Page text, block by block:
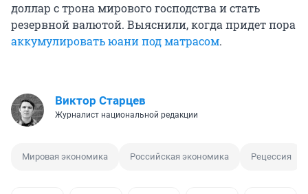
доллар с трона мирового господства и стать
резервной валютой. Выяснили, когда придет пора
аккумулировать юани под матрасом.
Виктор Старцев
Журналист национальной редакции
Мировая экономика Российская экономика Рецессия